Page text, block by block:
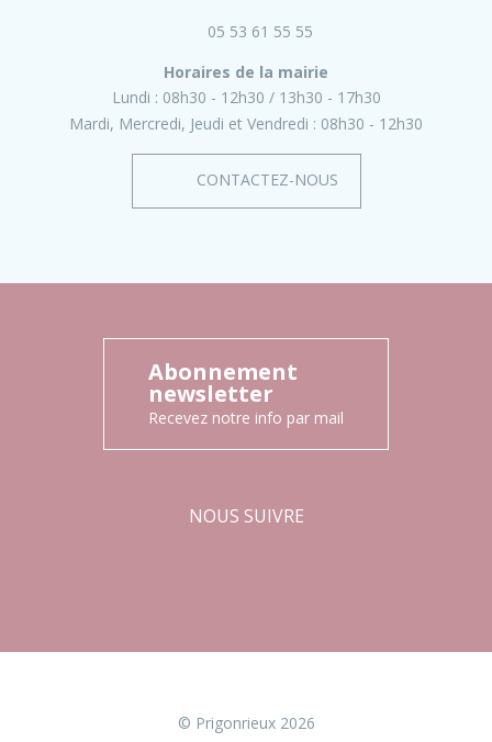
05 53 61 55 55
Horaires de la mairie
Lundi : 08h30 - 12h30
13h30 - 17h30
Mardi, Mercredi, Jeudi et Vendredi : 08h30 - 12h30
CONTACTEZ-NOUS
Abonnement
newsletter
Recevez notre info par mail
NOUS SUIVRE
© Prigonrieux 2026